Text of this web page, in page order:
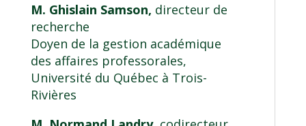
M. Ghislain Samson, directeur de
recherche
Doyen de la gestion académique
des affaires professorales,
Université du Québec à Trois-
Rivières